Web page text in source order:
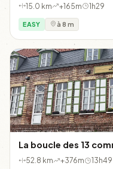
15.0 km +165m 1h29
EASY à 8 m
La boucle des 13
52.8 km +376m 13h49